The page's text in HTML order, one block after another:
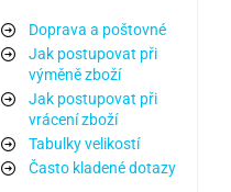
Doprava a poštovné
Jak postupovat při
výměně zboží
Jak postupovat při
vrácení zboží
Tabulky velikostí
Často kladené dotazy